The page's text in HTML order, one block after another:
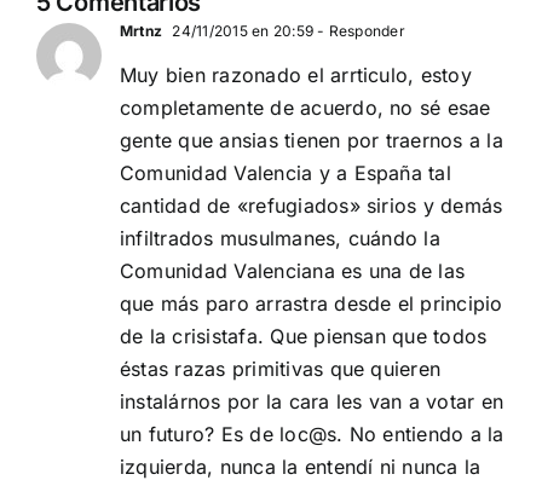
Mrtnz 24/11/2015 en 20:59 - Responder
Muy bien razonado el arrticulo, estoy
completamente de acuerdo, no sé esae
gente que ansias tienen por traernos a la
Comunidad Valencia y a España tal
cantidad de «refugiados» sirios y demás
infiltrados musulmanes, cuándo la
Comunidad Valenciana es una de las
que más paro arrastra desde el principio
de la crisistafa. Que piensan que todos
éstas razas primitivas que quieren
instalárnos por la cara les van a votar en
un futuro? Es de loc@s. No entiendo a la
izquierda, nunca la entendí ni nunca la